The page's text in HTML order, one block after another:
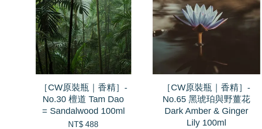
［CW原裝瓶｜香精］-
No.30 檀道 Tam Dao
= Sandalwood 100ml
NT$ 488
［CW原裝瓶｜香精］-
No.65 黑琥珀與野薑花
Dark Amber & Ginger
Lily 100ml